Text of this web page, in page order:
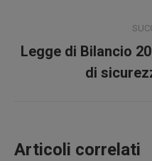
Legge di Bilancio
di
Articoli correlati